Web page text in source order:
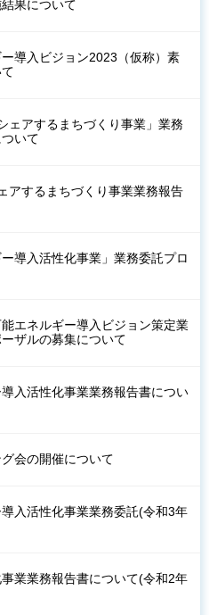
果について
導入ビジョン2023（仮称）素
ェアするまちづくり事業」業務
いて
アするまちづくり事業業務報告
導入活性化事業」業務委託プロ
エネルギー導入ビジョン策定業
ザルの募集について
入活性化事業業務報告書につい
会の開催について
入活性化事業業務委託(令和3年
業業務報告書について(令和2年